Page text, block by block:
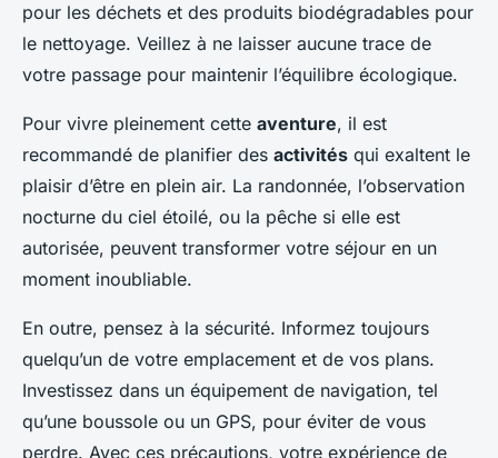
pour les déchets et des produits biodégradables pour
le nettoyage. Veillez à ne laisser aucune trace de
votre passage pour maintenir l’équilibre écologique.
Pour vivre pleinement cette aventure, il est
recommandé de planifier des activités qui exaltent le
plaisir d’être en plein air. La randonnée, l’observation
nocturne du ciel étoilé, ou la pêche si elle est
autorisée, peuvent transformer votre séjour en un
moment inoubliable.
En outre, pensez à la sécurité. Informez toujours
quelqu’un de votre emplacement et de vos plans.
Investissez dans un équipement de navigation, tel
qu’une boussole ou un GPS, pour éviter de vous
perdre. Avec ces précautions, votre expérience de